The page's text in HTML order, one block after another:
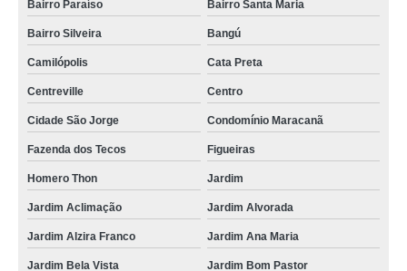
Bairro Paraíso Bairro Santa Maria
Bairro Silveira Bangú
Camilópolis Cata Preta
Centreville Centro
Cidade São Jorge Condomínio Maracanã
Fazenda dos Tecos Figueiras
Homero Thon Jardim
Jardim Aclimação Jardim Alvorada
Jardim Alzira Franco Jardim Ana Maria
Jardim Bela Vista Jardim Bom Pastor